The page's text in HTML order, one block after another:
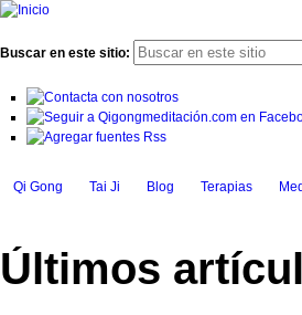
Buscar en este sitio:
Qi Gong Tai Ji Blog Terapias
Últimos